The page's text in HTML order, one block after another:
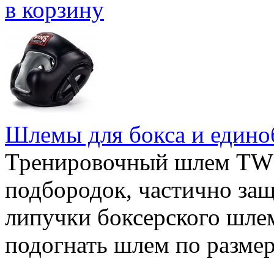
в корзину
Шлемы для бокса и
Тренировочный шлем
подбородок, частично
липучки боксерского
подогнать шлем по